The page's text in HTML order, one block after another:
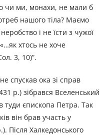
чи ми, монахи, не мали б
нашого тіла? Маємо
і не їсти з чужої
хтось не хоче
3, 10)”.
спускав ока зі справ
р.) зібрався Вселенський
туди єпископа Петра. Так
він брав участь у
Після Халкедонського